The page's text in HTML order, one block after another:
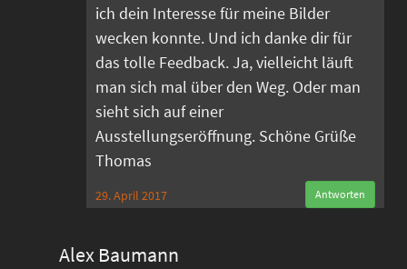
ich dein Interesse für meine Bilder
wecken konnte. Und ich danke dir für
das tolle Feedback. Ja, vielleicht läuft
man sich mal über den Weg. Oder man
sieht sich auf einer
Ausstellungseröffnung. Schöne Grüße
Thomas
29. April 2017 Antworten
Alex Baumann